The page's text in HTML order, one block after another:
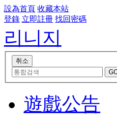
設為首頁 收藏本站
登錄 立即註冊 找回密碼
리니지
遊戲公告